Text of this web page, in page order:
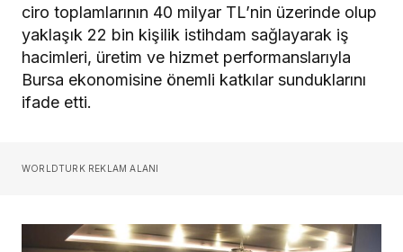
ciro toplamlarının 40 milyar TL’nin üzerinde olup
yaklaşık 22 bin kişilik istihdam sağlayarak iş
hacimleri, üretim ve hizmet performanslarıyla
Bursa ekonomisine önemli katkılar sunduklarını
ifade etti.
WORLDTURK REKLAM ALANI